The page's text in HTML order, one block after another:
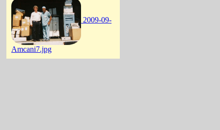
2009-09-
Amcani7.jpg